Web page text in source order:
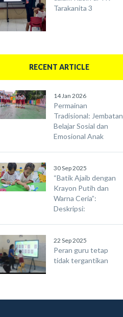
Tarakanita 3
RECENT ARTICLE
14 Jan 2026
Permainan
Tradisional: Jembatan
Belajar Sosial dan
Emosional Anak
30 Sep 2025
“Batik Ajaib dengan
Krayon Putih dan
Warna Ceria”:
Deskripsi:
22 Sep 2025
Peran guru tetap
tidak tergantikan